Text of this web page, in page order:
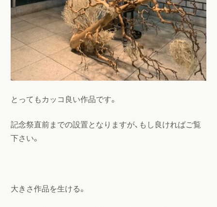
とってもカッコ良い作品です。
記念祭直前までの設置となりますが、もし良ければご覧
下さい。
大きさ作品を生ける。